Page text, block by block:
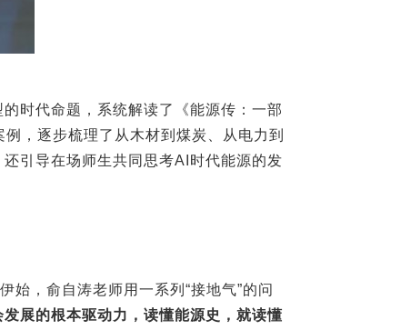
时代命题，系统解读了《能源传：一部
例，逐步梳理了从木材到煤炭、从电力到
引导在场师生共同思考AI 时代能源的发
始，俞自涛老师用一系列“接地气”的问
展的根本驱动力，读懂能源史，就读懂